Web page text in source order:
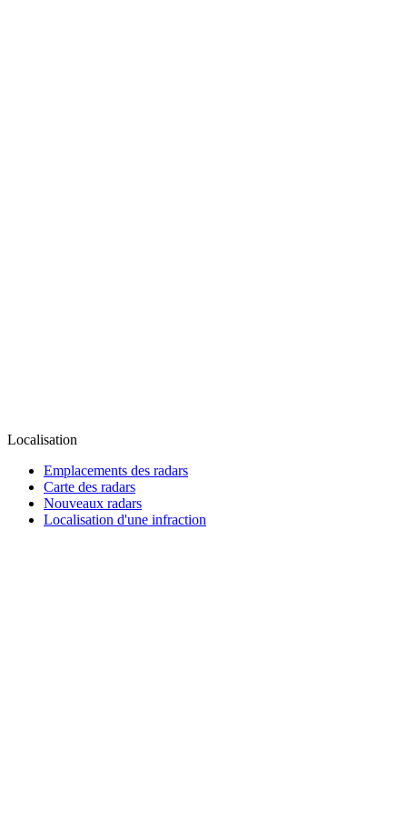
Localisation
Emplacements des radars
Carte des radars
Nouveaux radars
Localisation d'une infraction